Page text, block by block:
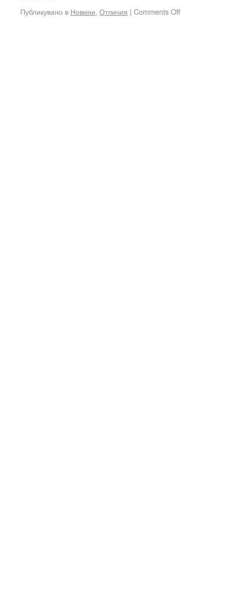
Публикувано в Новини, Отличия | Comments Off